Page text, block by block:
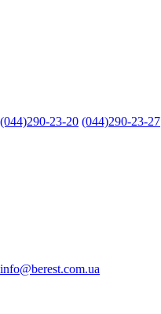
(044)290-23-20 (044)290-23-27
info@berest.com.ua